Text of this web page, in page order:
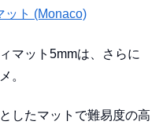
ット (Monaco)
マット5mmは、さらに
。
したマットで難易度の高